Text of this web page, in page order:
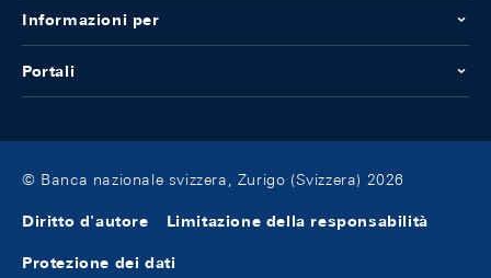
Informazioni per
Portali
© Banca nazionale svizzera, Zurigo (Svizzera) 2026
Diritto d'autore Limitazione della responsabilità
Protezione dei dati